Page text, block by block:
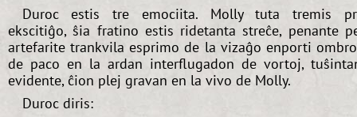
Duroc estis tre emociita. Molly tuta tremis
ekscitiĝo, ŝia fratino estis ridetanta streĉe, penante
artefarite trankvila esprimo de la vizaĝo enporti
de paco en la ardan interflugadon de vortoj,
evidente, ĉion plej gravan en la vivo de Molly.
Duroc diris: